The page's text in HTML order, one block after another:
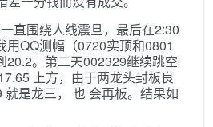
直围绕人线震旦，最后在2:30
用QQ测幅（0720实顶和0801
20.2。第二天002329继续跳空
上方，由于两龙头封板良
是龙三， 也 会再板。结果如